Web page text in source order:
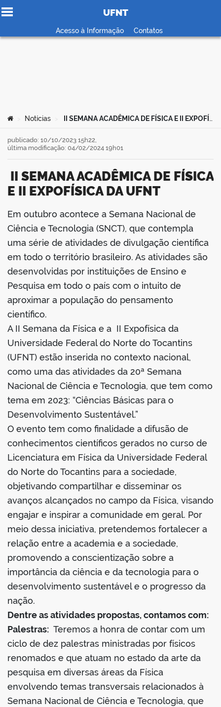
Ir para o conteúdo
UFNT
Acesso à Informação Contatos
Você está aqui:
Notícias II SEMANA ACADÊMICA DE FÍSICA E II EXPOFÍSICA DA UFNT
II SEMANA ACADÊMICA DE FÍSICA
E II EXPOFÍSICA DA UFNT
publicado: 10/10/2023 15h22,
última modificação: 04/02/2024 19h01
Em outubro acontece a Semana Nacional de
Ciência e Tecnologia (SNCT), que contempla
uma série de atividades de divulgação científica
em todo o território brasileiro. As atividades são
desenvolvidas por instituições de Ensino e
Pesquisa em todo o país com o intuito de
aproximar a população do pensamento
científico.
A II Semana da Física e a II Expofísica da
Universidade Federal do Norte do Tocantins
(UFNT) estão inserida no contexto nacional,
como uma das atividades da 20ª Semana
Nacional de Ciência e Tecnologia, que tem como
tema em 2023: “Ciências Básicas para o
Desenvolvimento Sustentável.”
O evento tem como finalidade a difusão de
conhecimentos científicos gerados no curso de
Licenciatura em Física da Universidade Federal
do Norte do Tocantins para a sociedade,
objetivando compartilhar e disseminar os
avanços alcançados no campo da Física, visando
engajar e inspirar a comunidade em geral. Por
meio dessa iniciativa, pretendemos fortalecer a
relação entre a academia e a sociedade,
promovendo a conscientização sobre a
importância da ciência e da tecnologia para o
desenvolvimento sustentável e o progresso da
nação.
Dentre as atividades propostas, contamos com:
Palestras: Teremos a honra de contar com um
ciclo de dez palestras ministradas por físicos
renomados e que atuam no estado da arte da
pesquisa em diversas áreas da Física
envolvendo temas transversais relacionados à
Semana Nacional de Ciência e Tecnologia, que